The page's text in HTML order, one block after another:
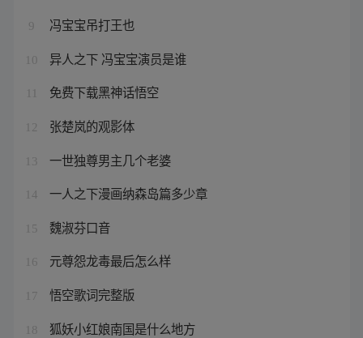
9 冯宝宝吊打王也
10 异人之下 冯宝宝演员是谁
免费下载黑神话悟空
12 张楚岚的观影体
13 一世独尊男主几个老婆
14 一人之下漫画纳森岛篇多少章
15 魏淑芬口音
16 元尊怨龙毒最后怎么样
17 悟空歌词完整版
18 狐妖小红娘南国是什么地方